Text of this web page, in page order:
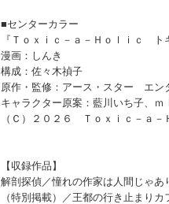
■センターカラー
『Ｔｏｘｉｃ－ａ－Ｈｏｌｉｃ
漫画：しんき
構成：佐々木禎子
原作・監修：アース・スター エン
キャラクター原案：藍川いち子、ｍ
（Ｃ）２０２６ Ｔｏｘｉｃ－ａ－
【収録作品】
解剖探偵／憧れの作家は人間じゃ
（特別掲載）／王都の行き止まり